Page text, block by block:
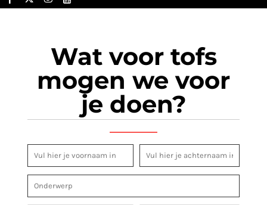
Wat voor tofs
mogen we voor
je doen?